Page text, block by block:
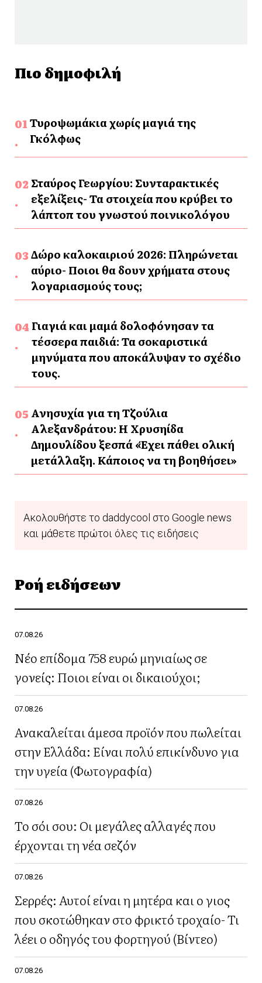
Πιο δημοφιλή
Τυροψωμάκια χωρίς μαγιά της
Γκόλφως
Σταύρος Γεωργίου: Συνταρακτικές
εξελίξεις- Τα στοιχεία που κρύβει το
λάπτοπ του γνωστού ποινικολόγου
Δώρο καλοκαιριού 2026: Πληρώνεται
αύριο- Ποιοι θα δουν χρήματα στους
λογαριασμούς τους;
Γιαγιά και μαμά δολοφόνησαν τα
τέσσερα παιδιά: Τα σοκαριστικά
μηνύματα που αποκάλυψαν το σχέδιο
τους.
Ανησυχία για τη Τζούλια
Αλεξανδράτου: Η Χρυσηίδα
Δημουλίδου ξεσπά «Έχει πάθει ολική
μετάλλαξη. Κάποιος να τη βοηθήσει»
Ακολουθήστε το daddycool στο Google news
και μάθετε πρώτοι όλες τις ειδήσεις
Ροή ειδήσεων
07.08.26
Νέο επίδομα 758 ευρώ μηνιαίως σε
γονείς: Ποιοι είναι οι δικαιούχοι;
07.08.26
Ανακαλείται άμεσα προϊόν που πωλείται
στην Ελλάδα: Είναι πολύ επικίνδυνο για
την υγεία (Φωτογραφία)
07.08.26
Το σόι σου: Οι μεγάλες αλλαγές που
έρχονται τη νέα σεζόν
07.08.26
Σερρές: Αυτοί είναι η μητέρα και ο γιος
που σκοτώθηκαν στο φρικτό τροχαίο- Τι
λέει ο οδηγός του φορτηγού (Βίντεο)
07.08.26